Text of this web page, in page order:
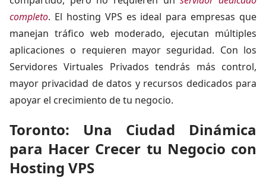
completo. El hosting VPS es ideal para empresas que
manejan tráfico web moderado, ejecutan múltiples
aplicaciones o requieren mayor seguridad. Con los
Servidores Virtuales Privados tendrás más control,
mayor privacidad de datos y recursos dedicados para
apoyar el crecimiento de tu negocio.
Toronto: Una Ciudad Dinámica
para Hacer Crecer tu Negocio con
Hosting VPS